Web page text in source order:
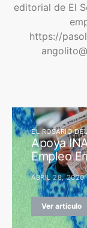
editorial de El
https://
EL ROSARIO
Apoya
Empleo
ABRIL 28, 2020
Ver artículo